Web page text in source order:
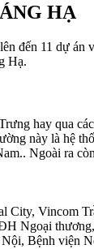
HẠ
đến 11 dự án
Hạ.
hay qua
này là
Ngoài ra
City, Vincom
Ngoại
Nội, Bệnh viện